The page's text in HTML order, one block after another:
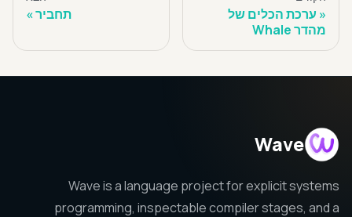
ערכת הכלים של
מהדר Whale
תחביר
Wave
Wave is a language project for explicit systems
programming, inspectable compiler stages, and a